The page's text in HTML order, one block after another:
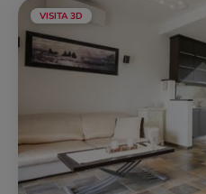
VISITA 3D